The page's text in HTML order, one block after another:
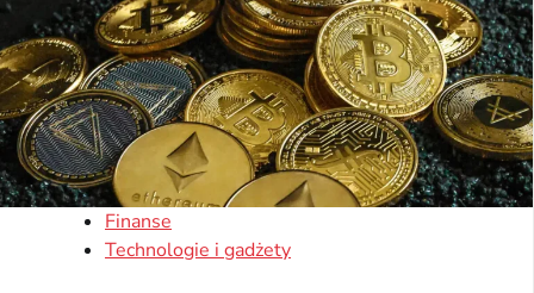
Finanse
Technologie i gadżety